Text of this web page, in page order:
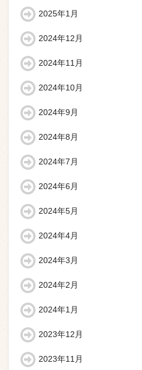
2025年1月
2024年12月
2024年11月
2024年10月
2024年9月
2024年8月
2024年7月
2024年6月
2024年5月
2024年4月
2024年3月
2024年2月
2024年1月
2023年12月
2023年11月